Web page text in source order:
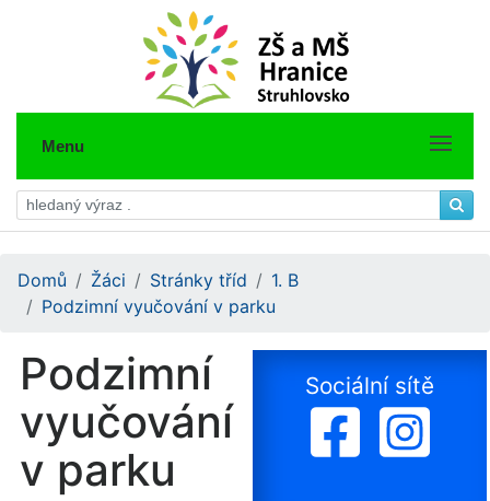
Menu
Domů Žáci Stránky tříd
1. B
Podzimní vyučování v parku
Podzimní
vyučování
v parku
Sociální sítě